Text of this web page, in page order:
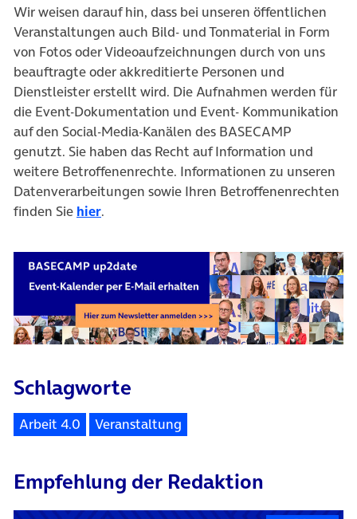
Wir weisen darauf hin, dass bei unseren öffentlichen
Veranstaltungen auch Bild- und Tonmaterial in Form
von Fotos oder Videoaufzeichnungen durch von uns
beauftragte oder akkreditierte Personen und
Dienstleister erstellt wird. Die Aufnahmen werden für
die Event-Dokumentation und Event- Kommunikation
auf den Social-Media-Kanälen des BASECAMP
genutzt. Sie haben das Recht auf Information und
weitere Betroffenenrechte. Informationen zu unseren
Datenverarbeitungen sowie Ihren Betroffenenrechten
finden Sie hier.
Schlagworte
Arbeit 4.0 Veranstaltung
Empfehlung der Redaktion